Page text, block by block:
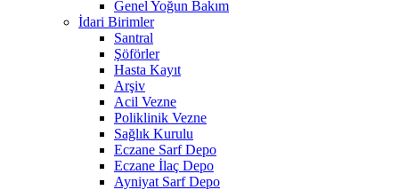
Genel Yoğun Bakım
İdari Birimler
Santral
Şöförler
Hasta Kayıt
Arşiv
Acil Vezne
Poliklinik Vezne
Sağlık Kurulu
Eczane Sarf Depo
Eczane İlaç Depo
Ayniyat Sarf Depo